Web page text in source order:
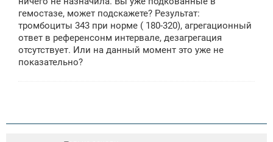
гемостазе, может подскажете? Результат:
тромбоциты 343 при норме ( 180-320), агрегационный
ответ в референсонм интервале, дезагрегация
отсутствует. Или на данный момент это уже не
показательно?